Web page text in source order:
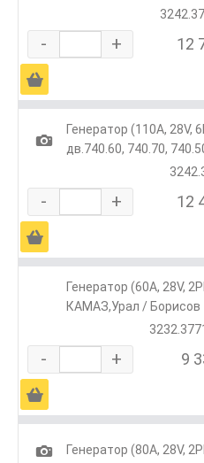
- + 12
Ä
1
Генератор (110А, 28V,
дв.740.60, 740.70,
- + 12
Ä
Генератор (60А, 28V,
КАМАЗ,Урал / Борисов
- + 9
Ä
1
Генератор (80А, 28V,